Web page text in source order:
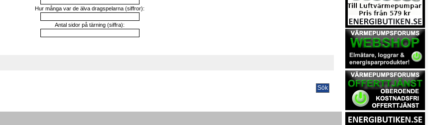
Hur många var de älva dragspelarna (siffror):
Antal sidor på tärning (siffra):